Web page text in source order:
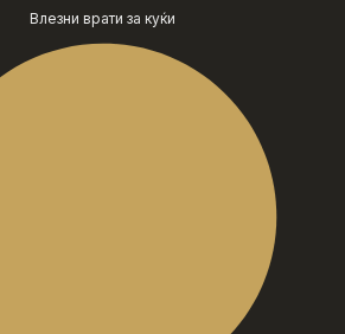
Влезни врати за куќи